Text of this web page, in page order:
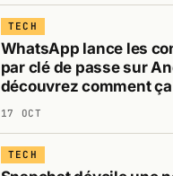
TECH
WhatsApp lance les
par clé de passe sur
découvrez comment
17 OCT
TECH